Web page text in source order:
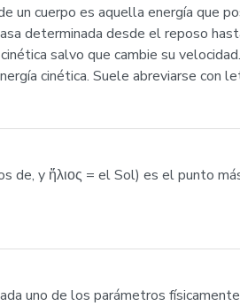
un cuerpo es aquella energía que
determinada desde el reposo
salvo que cambie su
cinética. Suele abreviarse con
de, y ἥλιος = el Sol) es el punto
uno de los parámetros